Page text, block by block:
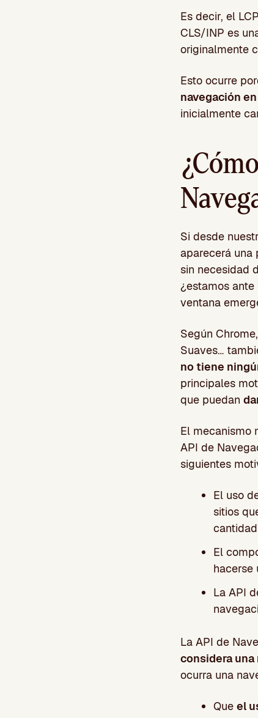
Es decir, el
CLS/INP es
originalmente
Esto ocurre
navegación
inicialmente
Si desde
aparecerá una
sin necesidad
¿estamos
ventana
Según
Suaves…
no tiene
principales
que puedan
El mecanismo
API de
siguientes
El uso
sitios
El
hacerse
La API
La API de
considera
ocurra una
Que el